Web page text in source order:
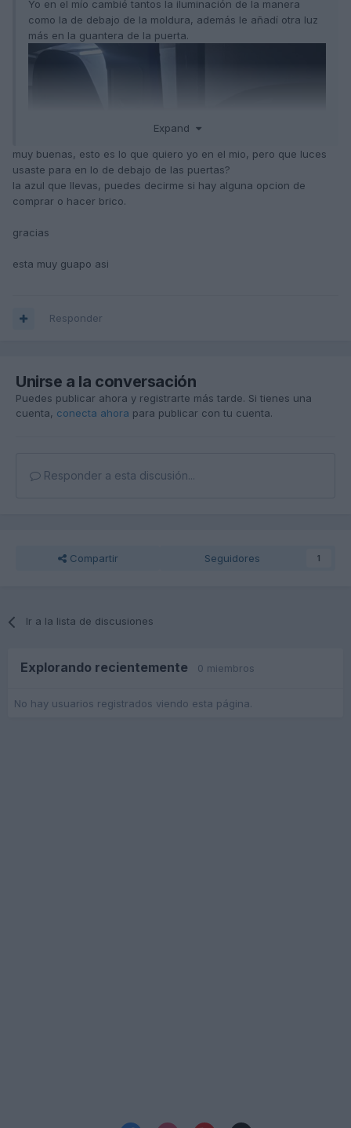
Yo en el mío cambié tantos la iluminación de la manera
como la de debajo de la moldura, además le añadí otra luz
más en la guantera de la puerta.
Expand
muy buenas, esto es lo que quiero yo en el mio, pero que luces
usaste para en lo de debajo de las puertas?
la azul que llevas, puedes decirme si hay alguna opcion de
comprar o hacer brico.
gracias
esta muy guapo asi
Responder
Unirse a la conversación
Puedes publicar ahora y registrarte más tarde. Si tienes una
cuenta, conecta ahora para publicar con tu cuenta.
Responder a esta discusión...
Compartir Seguidores 1
Ir a la lista de discusiones
Explorando recientemente 0 miembros
No hay usuarios registrados viendo esta página.